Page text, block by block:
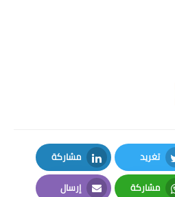
تغريد
Twitter
مشاركة
LinkedIn
مشاركة إرسال